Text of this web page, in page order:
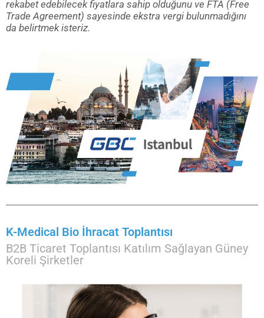
rekabet edebilecek fiyatlara sahip olduğunu ve FTA (Free
Trade Agreement) sayesinde ekstra vergi bulunmadığını
da belirtmek isteriz.
K-Medical Bio İhracat Toplantısı
B2B Ticaret Toplantısı Katılım Sağlayan Güney
Koreli Şirketler